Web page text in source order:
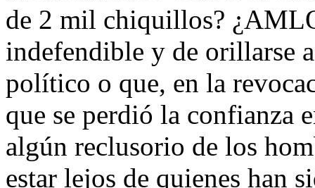
de 2 mil chiquillos?
indefendible y de orillarse
político o que, en la
que se perdió la confianza
algún reclusorio de los
estar lejos de quienes han